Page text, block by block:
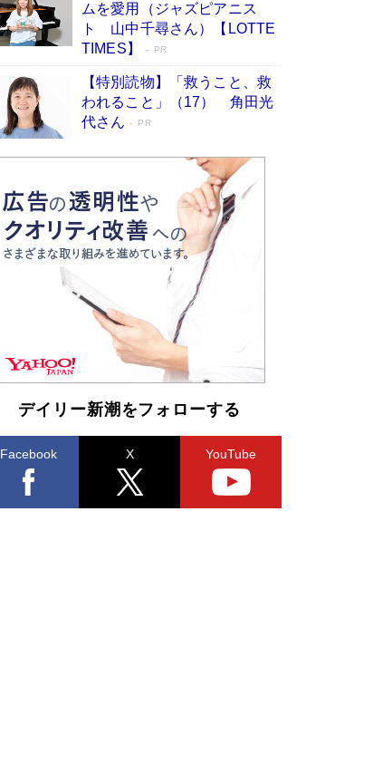
す
Book Bang
「『火垂るの墓』は、大嘘である」原作者が抱き
続けた“自責の念”とは…「自己憐憫は描きたくな
い」監督が徹底的にこだわったこと（後編） #
戦争の記憶
Book Bang
美輪明宏 晩年の回答を集めた『ほほえんで生き
るための人生相談』がランクイン［エンターテイ
メントベストセラー］
Book Bang
「宇宙兄弟」最終46巻がベストセラー1位 宇宙
開発への関心を押し上げた18年の物語に幕 特装
版には「宇宙で描かれたマンガ」も収録
Book Bang
「不意に涙が出そうに…」高嶋政伸が明かし
た“13歳の娘を暴行する役”への葛藤 インティマ
シーコーディネーターに支えられたNHK『大奥』
Book Bang
ムを愛用（ジャズピアニス
ト 山中千尋さん）【LOTTE
TIMES】
PR
【特別読物】「救うこと、救
われること」（17） 角田光
代さん
PR
デイリー新潮をフォローする
Facebook X YouTube